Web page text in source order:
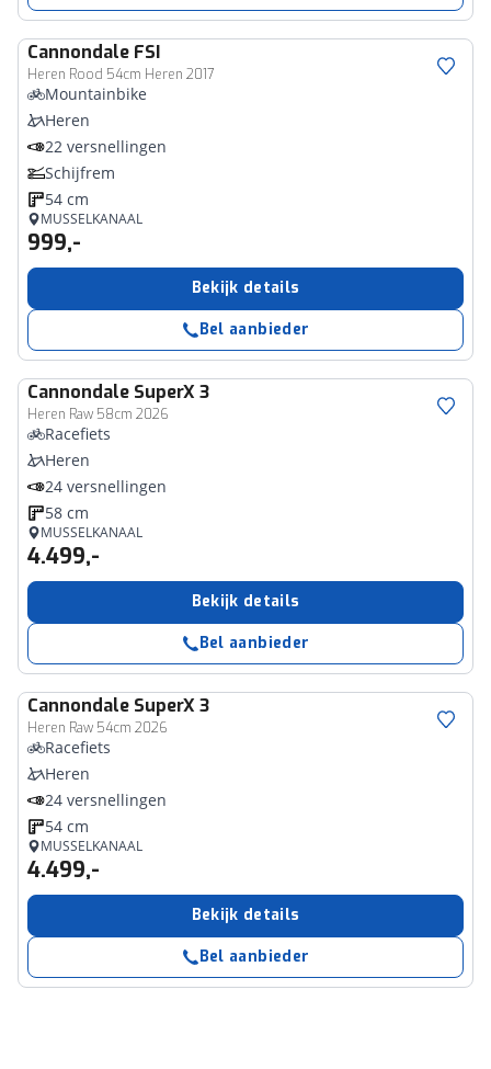
Cannondale FSI
Heren Rood 54cm Heren 2017
Mountainbike
Heren
22 versnellingen
Schijfrem
54 cm
MUSSELKANAAL
999,-
Bekijk details
Bel aanbieder
Cannondale SuperX 3
Heren Raw 58cm 2026
Racefiets
Heren
24 versnellingen
58 cm
MUSSELKANAAL
4.499,-
Bekijk details
Bel aanbieder
Cannondale SuperX 3
Heren Raw 54cm 2026
Racefiets
Heren
24 versnellingen
54 cm
MUSSELKANAAL
4.499,-
Bekijk details
Bel aanbieder